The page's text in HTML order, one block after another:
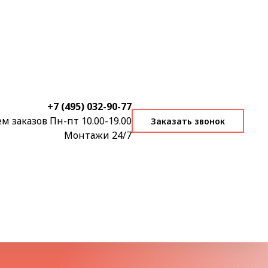
+7 (495) 032-90-77
заказов Пн-пт 10.00-19.00
Монтажи 24/7
Заказать звонок